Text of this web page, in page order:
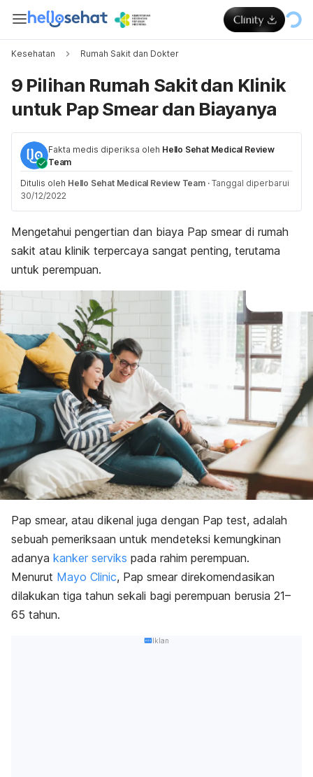
Kesehatan Rumah Sakit dan Dokter
9 Pilihan Rumah Sakit dan Klinik
untuk Pap Smear dan Biayanya
Fakta medis diperiksa oleh Hello Sehat Medical Review
Team
Ditulis oleh Hello Sehat Medical Review Team · Tanggal diperbarui
30/12/2022
Mengetahui pengertian dan biaya Pap smear di rumah
sakit atau klinik terpercaya sangat penting, terutama
untuk perempuan.
Pap smear, atau dikenal juga dengan Pap test, adalah
sebuah pemeriksaan untuk mendeteksi kemungkinan
adanya kanker serviks pada rahim perempuan.
Menurut Mayo Clinic, Pap smear direkomendasikan
dilakukan tiga tahun sekali bagi perempuan berusia 21–
65 tahun.
Iklan